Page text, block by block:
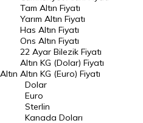
DÖVİZ
Döviz Kuru
Dolar Kuru
Euro Kuru
Pound Kuru
Frank Kuru
Altın
Tam Altın Fiyatı
Yarım Altın Fiyatı
Has Altın Fiyatı
Ons Altın Fiyatı
22 Ayar Bilezik Fiyatı
Altın KG (Dolar) Fiyatı
Altın KG (Euro) Fiyatı
Dolar
Euro
Sterlin
Kanada Doları